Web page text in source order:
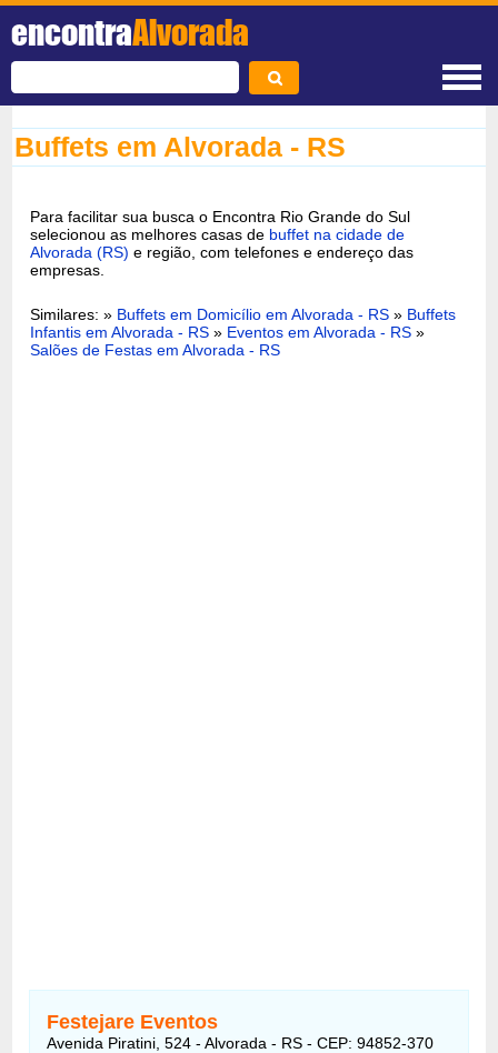
encontraAlvorada
Buffets em Alvorada - RS
Para facilitar sua busca o Encontra Rio Grande do Sul
selecionou as melhores casas de buffet na cidade de
Alvorada (RS) e região, com telefones e endereço das
empresas.
Similares: » Buffets em Domicílio em Alvorada - RS » Buffets
Infantis em Alvorada - RS » Eventos em Alvorada - RS »
Salões de Festas em Alvorada - RS
Festejare Eventos
Avenida Piratini, 524 - Alvorada - RS - CEP: 94852-370